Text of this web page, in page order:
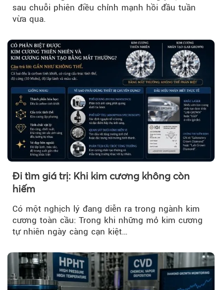
sau chuỗi phiên điều chỉnh mạnh hồi đầu tuần
vừa qua.
Đi tìm giá trị: Khi kim cương không còn
hiếm
Có một nghịch lý đang diễn ra trong ngành kim
cương toàn cầu: Trong khi những mỏ kim cương
tự nhiên ngày càng cạn kiệt…